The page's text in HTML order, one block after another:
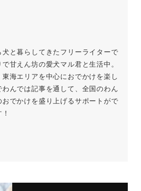
と暮らしてきたフリーライターで
甘えん坊の愛犬マル君と生活中。
海エリアを中心におでかけを楽し
んでは記事を通して、全国のわん
でかけを盛り上げるサポートがで